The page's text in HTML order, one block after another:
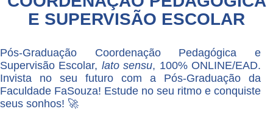
E SUPERVISÃO ESCOLAR
Pós-Graduação Coordenação Pedagógica e
Supervisão Escolar, lato sensu, 100% ONLINE/EAD.
Invista no seu futuro com a Pós-Graduação da
Faculdade FaSouza! Estude no seu ritmo e conquiste
seus sonhos! 🚀